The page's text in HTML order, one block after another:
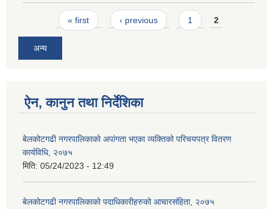
Pages« first ‹ previous 1 2
अन्य
ऐन, कानुन तथा निर्देशिका
बेलकोटगढी नगरपालिकाको अपांगता भएका व्यक्तिको परिचयपत्र वितरण
कार्यविधि, २०७५
मिति: 05/24/2023 - 12:49
बेलकोटगढी नगरपालिकाको पदाधिकारीहरुको आचारसंहिता, २०७५